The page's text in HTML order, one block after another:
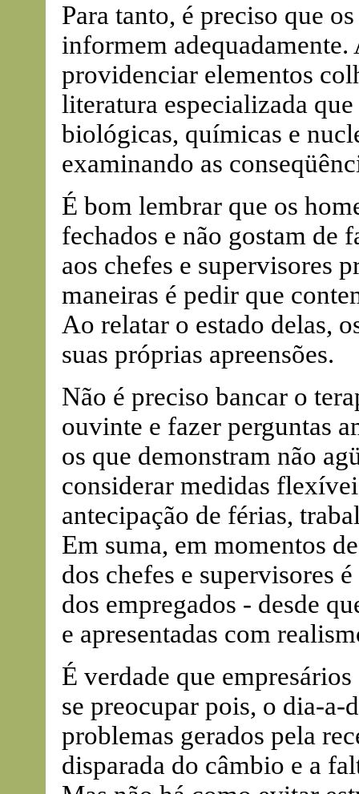
Para tanto, é preciso que
informem
providenciar elementos
literatura especializada
biológicas, químicas e
examinando as
É bom lembrar que os
fechados e não gostam de
aos chefes e supervisores
maneiras é pedir que
Ao relatar o estado delas,
suas próprias apreensões.
Não é preciso bancar o
ouvinte e fazer perguntas
os que demonstram não
considerar medidas
antecipação de férias,
Em suma, em momentos
dos chefes e supervisores
dos empregados - desde
e apresentadas com
É verdade que
se preocupar pois, o dia-
problemas gerados pela
disparada do câmbio e a